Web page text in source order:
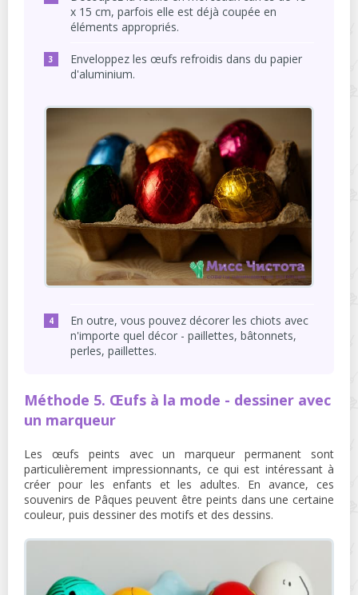
x 15 cm, parfois elle est déjà coupée en
éléments appropriés.
Enveloppez les œufs refroidis dans du papier
d'aluminium.
En outre, vous pouvez décorer les chiots avec
n'importe quel décor - paillettes, bâtonnets,
perles, paillettes.
Méthode 5. Œufs à la mode - dessiner avec
un marqueur
Les œufs peints avec un marqueur permanent sont
particulièrement impressionnants, ce qui est intéressant à
créer pour les enfants et les adultes. En avance, ces
souvenirs de Pâques peuvent être peints dans une certaine
couleur, puis dessiner des motifs et des dessins.